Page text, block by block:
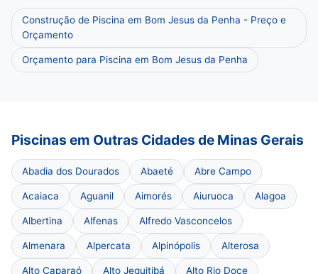
Construção de Piscina em Bom Jesus da Penha - Preço e
Orçamento
Orçamento para Piscina em Bom Jesus da Penha
Piscinas em Outras Cidades de Minas Gerais
Abadia dos Dourados Abaeté Abre Campo
Acaiaca Aguanil Aimorés Aiuruoca Alagoa
Albertina Alfenas Alfredo Vasconcelos
Almenara Alpercata Alpinópolis Alterosa
Alto Caparaó Alto Jequitibá Alto Rio Doce